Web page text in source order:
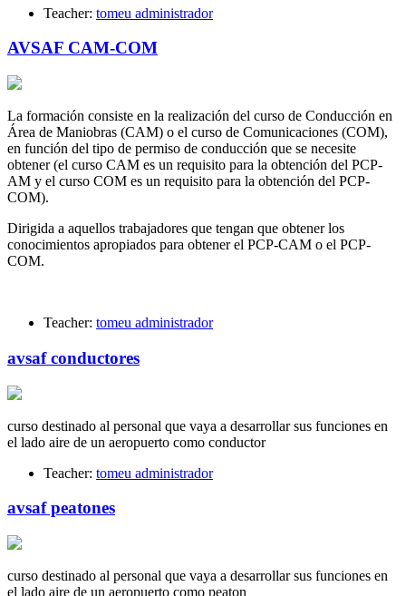
Teacher: tomeu administrador
AVSAF CAM-COM
La formación consiste en la realización del curso de Conducción en
Área de Maniobras (CAM) o el curso de Comunicaciones (COM),
en función del tipo de permiso de conducción que se necesite
obtener (el curso CAM es un requisito para la obtención del PCP-
AM y el curso COM es un requisito para la obtención del PCP-
COM).
Dirigida a aquellos trabajadores que tengan que obtener los
conocimientos apropiados para obtener el PCP-CAM o el PCP-
COM.
Teacher: tomeu administrador
avsaf conductores
curso destinado al personal que vaya a desarrollar sus funciones en
el lado aire de un aeropuerto como conductor
Teacher: tomeu administrador
avsaf peatones
curso destinado al personal que vaya a desarrollar sus funciones en
el lado aire de un aeropuerto como peaton